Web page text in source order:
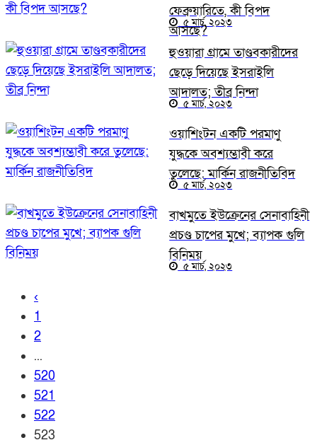
ফেব্রুয়ারিতে, কী বিপদ
আসছে?
৫ মার্চ, ২০২৩
হুওয়ারা গ্রামে তাণ্ডবকারীদের
ছেড়ে দিয়েছে ইসরাইলি
আদালত; তীব্র নিন্দা
৫ মার্চ, ২০২৩
ওয়াশিংটন একটি পরমাণু
যুদ্ধকে অবশ্যম্ভাবী করে
তুলেছে: মার্কিন রাজনীতিবিদ
৫ মার্চ, ২০২৩
বাখমুতে ইউক্রেনের সেনাবাহিনী
প্রচণ্ড চাপের মুখে; ব্যাপক গুলি
বিনিময়
৫ মার্চ, ২০২৩
‹
1
2
...
520
521
522
523